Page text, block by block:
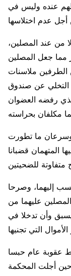
عنده وليس في
من عند المصلين،
مما جعل المصلين
الطرفين ملاسنات
التخلي عن صندوق
رفضه العضوان
وسرعان ما تطورت
المتهمان قضبانا
إليهما، وصرحا
عليهما من
وأن تدخلا في
عقوبة عام حبسا
في حين أجلت المحكمة